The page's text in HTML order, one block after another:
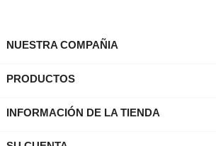
NUESTRA COMPAÑIA
PRODUCTOS
INFORMACIÓN DE LA TIENDA